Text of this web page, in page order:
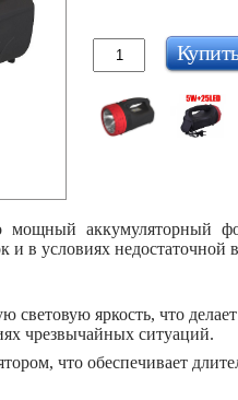
аккумуляторный
и в условиях недостаточной
световую яркость, что
чрезвычайных ситуаций.
что обеспечивает